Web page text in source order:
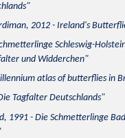
2012 - Ireland's
Schleswig-
und Widderchen
atlas of butterflies in
Tagfalter Deutschlands
1991 - Die Schmetterlinge